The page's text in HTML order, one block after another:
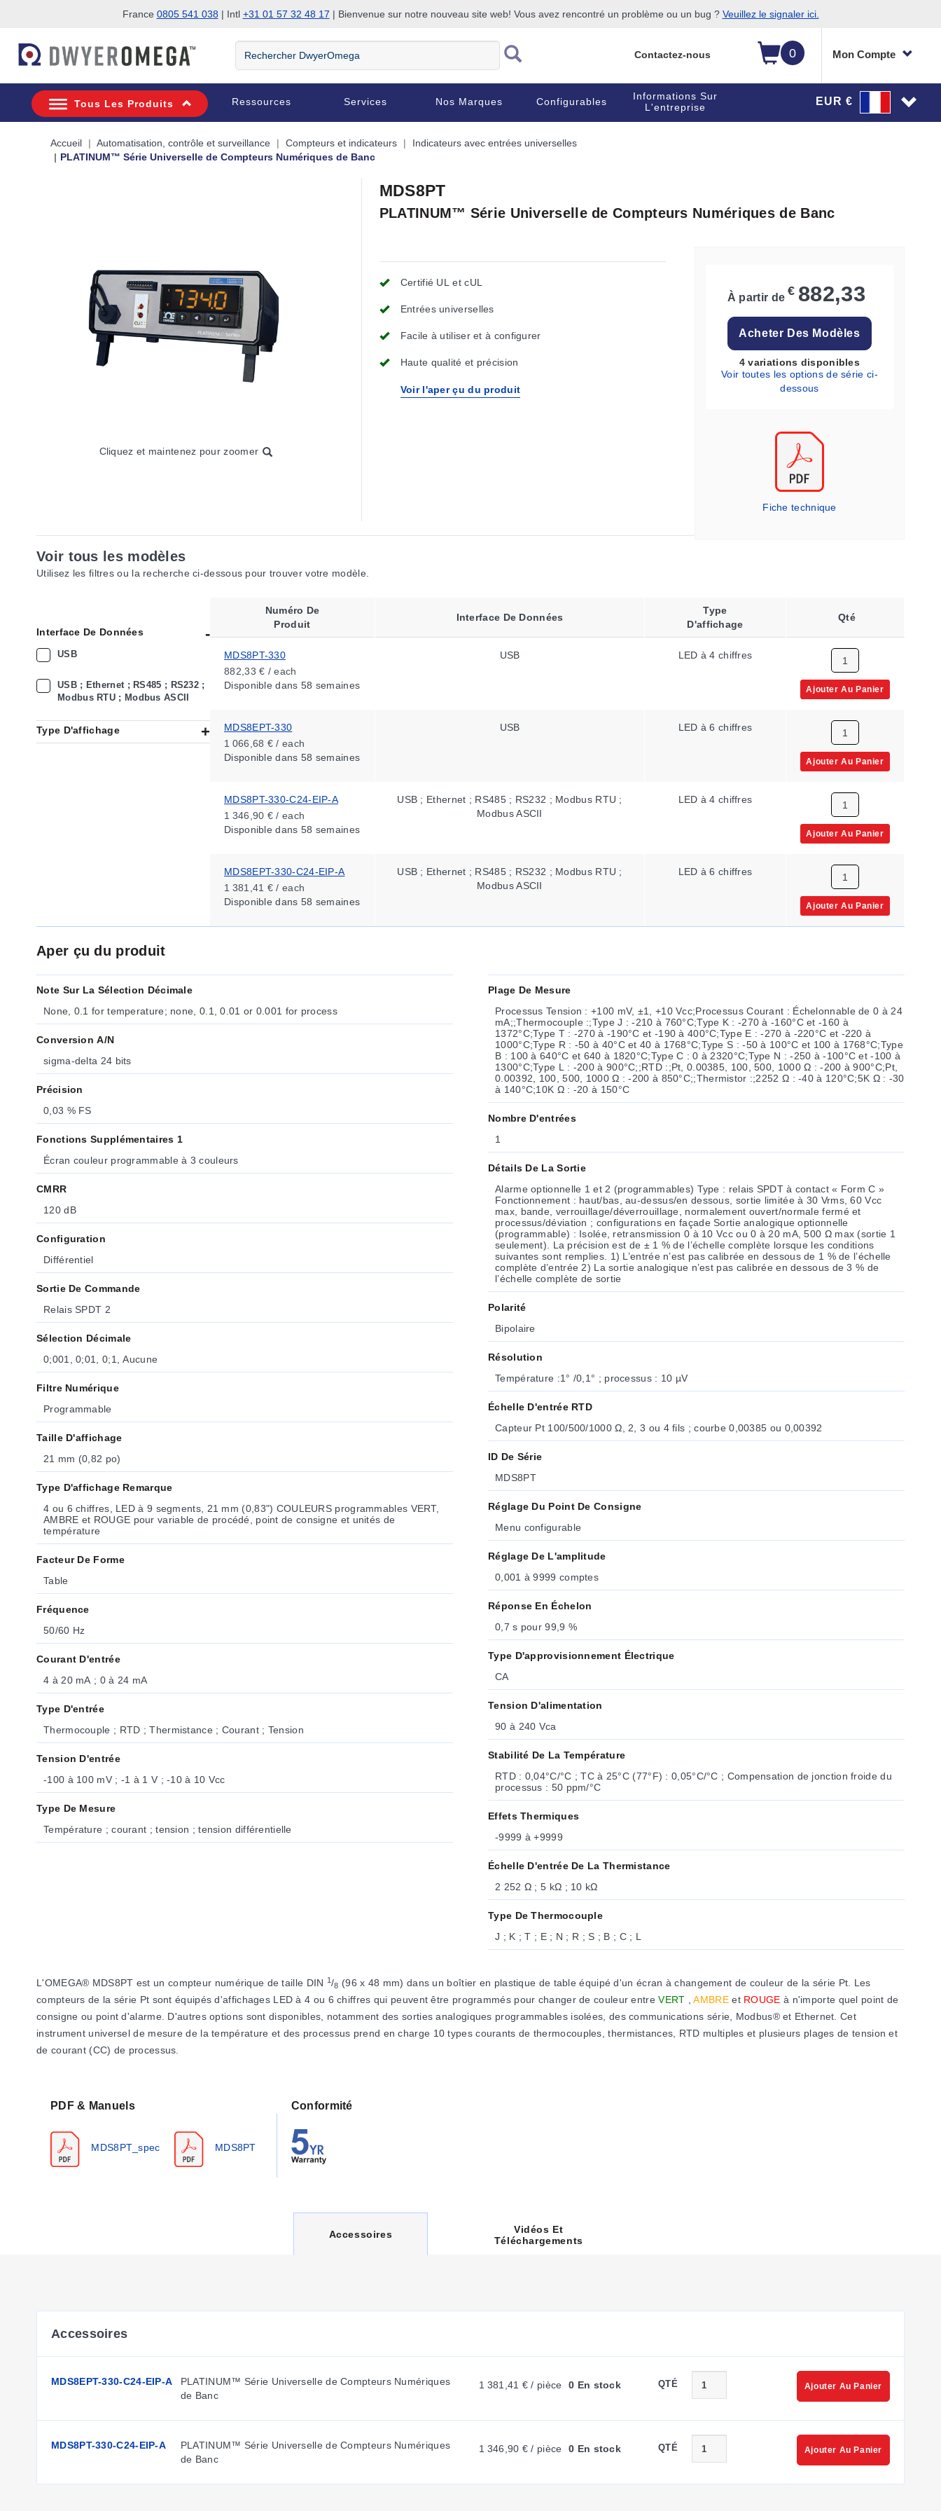
France 0805 541 038| Intl +31 01 57 32 48 17 | Bienvenue sur notre nouveau site web! Vous avez rencontré un problème ou un bug ? Veuillez le signaler ici.
0 Mon Compte
Rechercher
DwyerOmega
Contactez-nous
Tous Les Produits Ressources Services Nos Marques Configurables
Informations Sur
L'entreprise
EUR €
Accueil Automatisation, contrôle et surveillance Compteurs et indicateurs
Indicateurs avec entrées universelles
PLATINUM™ Série Universelle de Compteurs Numériques de Banc
Cliquez et maintenez pour zoomer
MDS8PT
PLATINUM™ Série Universelle de Compteurs Numériques de Banc
Certifié UL et cUL
Entrées universelles
Facile à utiliser et à configurer
Haute qualité et précision
Voir l'aper çu du produit
À partir de € 882,33
Acheter Des Modèles
4 variations disponibles
Voir toutes les options de série ci-
dessous
Fiche technique
Voir tous les modèles
Utilisez les filtres ou la recherche ci-dessous pour trouver votre modèle.
Interface De Données
USB
USB ; Ethernet ; RS485 ; RS232 ;
Modbus RTU ; Modbus ASCII
Type D'affichage
Numéro De
Produit
Interface De Données
Type
D'affichage
Qté
MDS8PT-330
882,33 € / each
Disponible dans 58 semaines
USB LED à 4 chiffres
Ajouter Au Panier
MDS8EPT-330
1 066,68 € / each
Disponible dans 58 semaines
USB LED à 6 chiffres
Ajouter Au Panier
MDS8PT-330-C24-EIP-A
1 346,90 € / each
Disponible dans 58 semaines
USB ; Ethernet ; RS485 ; RS232 ; Modbus RTU ;
Modbus ASCII
LED à 4 chiffres
Ajouter Au Panier
MDS8EPT-330-C24-EIP-A
1 381,41 € / each
Disponible dans 58 semaines
USB ; Ethernet ; RS485 ; RS232 ; Modbus RTU ;
Modbus ASCII
LED à 6 chiffres
Ajouter Au Panier
Aper çu du produit
Note Sur La Sélection Décimale
None, 0.1 for temperature; none, 0.1, 0.01 or 0.001 for process
Conversion A/N
sigma-delta 24 bits
Précision
0,03 % FS
Fonctions Supplémentaires 1
Écran couleur programmable à 3 couleurs
CMRR
120 dB
Configuration
Différentiel
Sortie De Commande
Relais SPDT 2
Sélection Décimale
0;001, 0;01, 0;1, Aucune
Filtre Numérique
Programmable
Taille D'affichage
21 mm (0,82 po)
Type D'affichage Remarque
4 ou 6 chiffres, LED à 9 segments, 21 mm (0,83") COULEURS programmables VERT,
AMBRE et ROUGE pour variable de procédé, point de consigne et unités de
température
Facteur De Forme
Table
Fréquence
50/60 Hz
Courant D'entrée
4 à 20 mA ; 0 à 24 mA
Type D'entrée
Thermocouple ; RTD ; Thermistance ; Courant ; Tension
Tension D'entrée
-100 à 100 mV ; -1 à 1 V ; -10 à 10 Vcc
Type De Mesure
Température ; courant ; tension ; tension différentielle
Plage De Mesure
Processus Tension : +100 mV, ±1, +10 Vcc;Processus Courant : Échelonnable de 0 à 24
mA;;Thermocouple :;Type J : -210 à 760°C;Type K : -270 à -160°C et -160 à
1372°C;Type T : -270 à -190°C et -190 à 400°C;Type E : -270 à -220°C et -220 à
1000°C;Type R : -50 à 40°C et 40 à 1768°C;Type S : -50 à 100°C et 100 à 1768°C;Type
B : 100 à 640°C et 640 à 1820°C;Type C : 0 à 2320°C;Type N : -250 à -100°C et -100 à
1300°C;Type L : -200 à 900°C;;RTD :;Pt, 0.00385, 100, 500, 1000 Ω : -200 à 900°C;Pt,
0.00392, 100, 500, 1000 Ω : -200 à 850°C;;Thermistor :;2252 Ω : -40 à 120°C;5K Ω : -30
à 140°C;10K Ω : -20 à 150°C
Nombre D'entrées
1
Détails De La Sortie
Alarme optionnelle 1 et 2 (programmables) Type : relais SPDT à contact « Form C »
Fonctionnement : haut/bas, au-dessus/en dessous, sortie limitée à 30 Vrms, 60 Vcc
max, bande, verrouillage/déverrouillage, normalement ouvert/normale fermé et
processus/déviation ; configurations en façade Sortie analogique optionnelle
(programmable) : Isolée, retransmission 0 à 10 Vcc ou 0 à 20 mA, 500 Ω max (sortie 1
seulement). La précision est de ± 1 % de l’échelle complète lorsque les conditions
suivantes sont remplies. 1) L’entrée n’est pas calibrée en dessous de 1 % de l’échelle
complète d’entrée 2) La sortie analogique n’est pas calibrée en dessous de 3 % de
l’échelle complète de sortie
Polarité
Bipolaire
Résolution
Température :1° /0,1° ; processus : 10 µV
Échelle D'entrée RTD
Capteur Pt 100/500/1000 Ω, 2, 3 ou 4 fils ; courbe 0,00385 ou 0,00392
ID De Série
MDS8PT
Réglage Du Point De Consigne
Menu configurable
Réglage De L'amplitude
0,001 à 9999 comptes
Réponse En Échelon
0,7 s pour 99,9 %
Type D'approvisionnement Électrique
CA
Tension D'alimentation
90 à 240 Vca
Stabilité De La Température
RTD : 0,04°C/°C ; TC à 25°C (77°F) : 0,05°C/°C ; Compensation de jonction froide du
processus : 50 ppm/°C
Effets Thermiques
-9999 à +9999
Échelle D'entrée De La Thermistance
2 252 Ω ; 5 kΩ ; 10 kΩ
Type De Thermocouple
J ; K ; T ; E ; N ; R ; S ; B ; C ; L
L'OMEGA® MDS8PT est un compteur numérique de taille DIN 1/8 (96 x 48 mm) dans un boîtier en plastique de table équipé d'un écran à changement de couleur de la série Pt. Les
compteurs de la série Pt sont équipés d'affichages LED à 4 ou 6 chiffres qui peuvent être programmés pour changer de couleur entreVERT ,AMBREet ROUGE à n'importe quel point de
consigne ou point d'alarme. D'autres options sont disponibles, notamment des sorties analogiques programmables isolées, des communications série, Modbus® et Ethernet. Cet
instrument universel de mesure de la température et des processus prend en charge 10 types courants de thermocouples, thermistances, RTD multiples et plusieurs plages de tension et
de courant (CC) de processus.
PDF & Manuels
MDS8PT_spec MDS8PT
Conformité
C
R
N
T
Accessoires
Vidéos Et
Téléchargements
Accessoires
MDS8EPT-330-C24-EIP-A
PLATINUM™ Série Universelle de Compteurs Numériques
de Banc
1 381,41 € / pièce 0 En stock QTÉ Ajouter Au Panier
MDS8PT-330-C24-EIP-A
PLATINUM™ Série Universelle de Compteurs Numériques
de Banc
1 346,90 € / pièce 0 En stock QTÉ Ajouter Au Panier